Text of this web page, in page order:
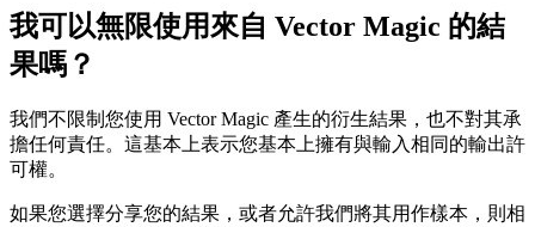
我可以無限使用來自 Vector Magic 的結
果嗎？
我們不限制您使用 Vector Magic 產生的衍生結果，也不對其承
擔任何責任。這基本上表示您基本上擁有與輸入相同的輸出許
可權。
如果您選擇分享您的結果，或者允許我們將其用作樣本，則相